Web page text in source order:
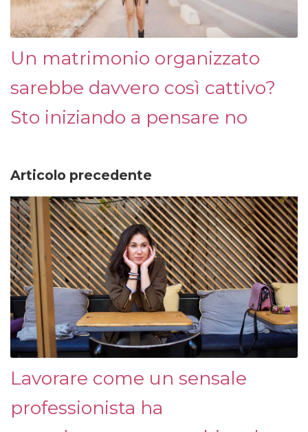
Un matrimonio organizzato
sarebbe davvero così cattivo?
Sto iniziando a pensare no
Articolo precedente
Lavorare come un sensale
professionista ha